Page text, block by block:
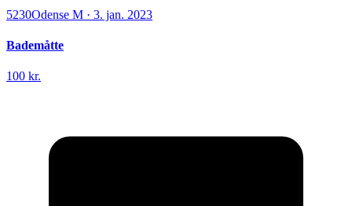
5230Odense M · 3. jan. 2023
Bademåtte
100 kr.